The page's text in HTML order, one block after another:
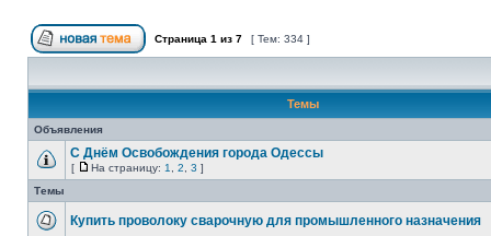
Страница 1 из 7 [ Тем: 334 ]
Темы
Объявления
С Днём Освобождения города Одессы
[ На страницу: 1 2 3 ]
Темы
Купить проволоку сварочную для промышленного назначения